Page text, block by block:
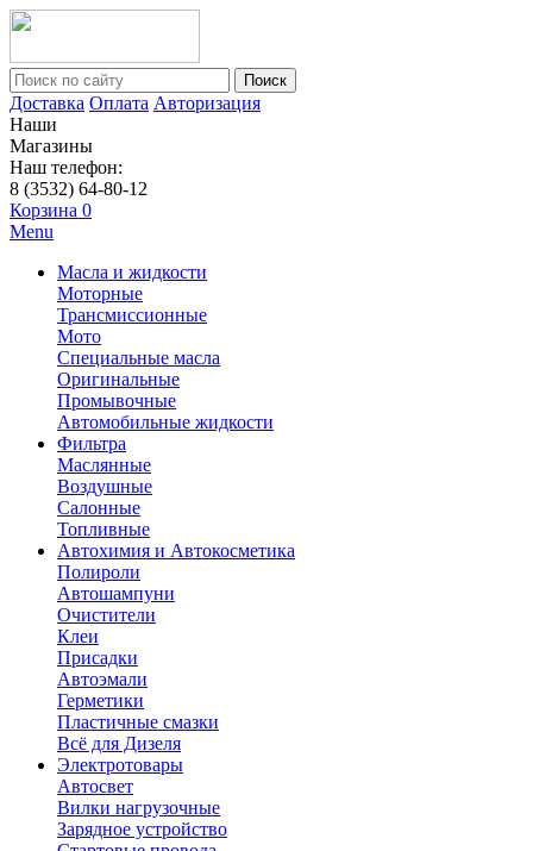
Поиск
Доставка Оплата Авторизация
Наши
Магазины
Наш телефон:
8 (3532) 64-80-12
Корзина 0
Menu
Масла и жидкости
Моторные
Трансмиссионные
Мото
Специальные масла
Оригинальные
Промывочные
Автомобильные жидкости
Фильтра
Маслянные
Воздушные
Салонные
Топливные
Автохимия и Автокосметика
Полироли
Автошампуни
Очистители
Клеи
Присадки
Автоэмали
Герметики
Пластичные смазки
Всё для Дизеля
Электротовары
Автосвет
Вилки нагрузочные
Зарядное устройство